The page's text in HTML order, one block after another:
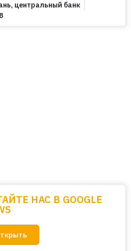
, центральный банк
НАС В GOOGLE